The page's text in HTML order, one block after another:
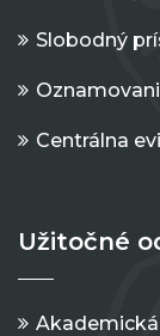
Slobodný
Centrálna
Užitočné